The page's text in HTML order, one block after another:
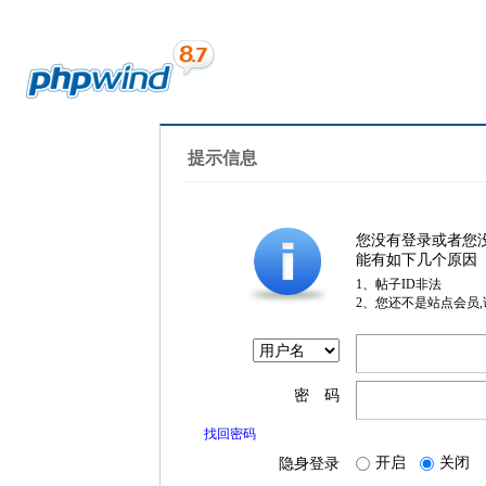
提示信息
您没有登录或者您
能有如下几个原因
1、帖子ID非法
2、您还不是站点会员
密 码
找回密码
隐身登录 开启 关闭